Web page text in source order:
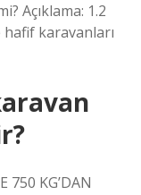
Açıklama: 1.2
karavanları
750 KG’DAN